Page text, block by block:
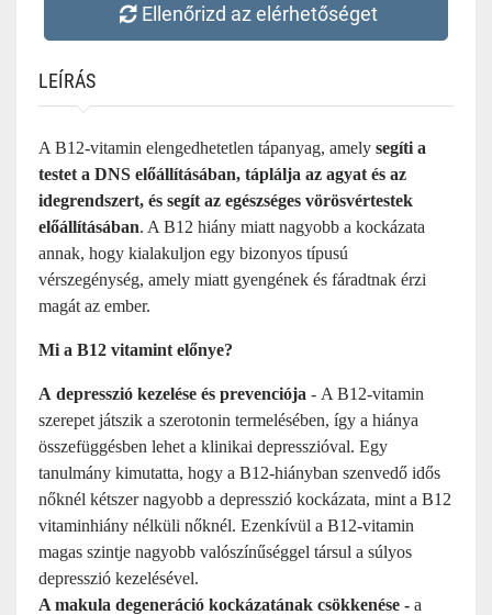
Ellenőrizd az elérhetőséget
LEÍRÁS
A B12-vitamin elengedhetetlen tápanyag, amely segíti a
testet a DNS előállításában, táplálja az agyat és az
idegrendszert, és segít az egészséges vörösvértestek
előállításában. A B12 hiány miatt nagyobb a kockázata
annak, hogy kialakuljon egy bizonyos típusú
vérszegénység, amely miatt gyengének és fáradtnak érzi
magát az ember.
Mi a B12 vitamint előnye?
A depresszió kezelése és prevenciója - A B12-vitamin
szerepet játszik a szerotonin termelésében, így a hiánya
összefüggésben lehet a klinikai depresszióval. Egy
tanulmány kimutatta, hogy a B12-hiányban szenvedő idős
nőknél kétszer nagyobb a depresszió kockázata, mint a B12
vitaminhiány nélküli nőknél. Ezenkívül a B12-vitamin
magas szintje nagyobb valószínűséggel társul a súlyos
depresszió kezelésével.
A makula degeneráció kockázatának csökkenése - a